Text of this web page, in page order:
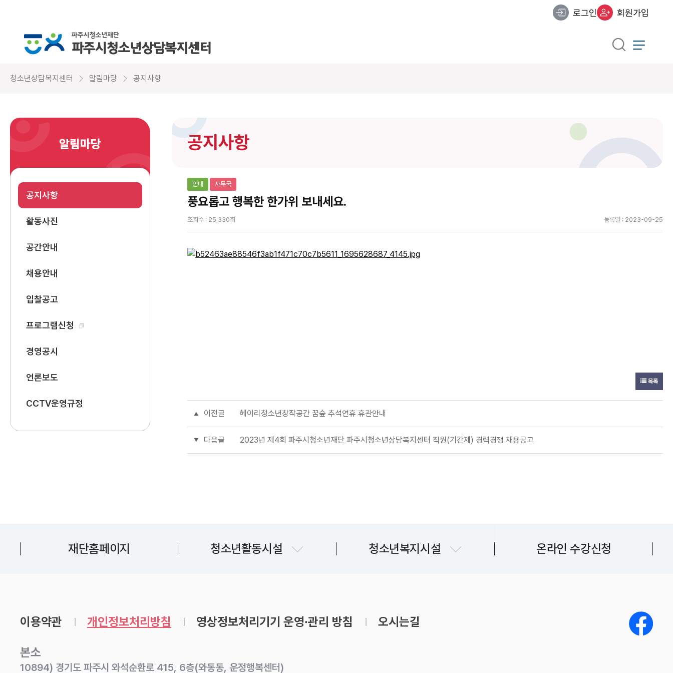
로그인 회원가입
청소년상담복지센터 알림마당 공지사항
알림마당
공지사항
활동사진
공간안내
채용안내
입찰공고
프로그램신청
경영공시
언론보도
CCTV운영규정
공지사항
안내 사무국
풍요롭고 행복한 한가위 보내세요.
조회수 : 25,330회 등록일 : 2023-09-25
목록
이전글 헤이리청소년창작공간 꿈숲 추석연휴 휴관안내
다음글 2023년 제4회 파주시청소년재단 파주시청소년상담복지센터 직원(기간제) 경력경쟁 채용공고
재단홈페이지 청소년활동시설
유스라이브러리
청소년복지시설 온라인 수강신청
이용약관 개인정보처리방침 영상정보처리기기 운영∙관리 방침 오시는길
본소
10894) 경기도 파주시 와석순환로 415, 6층(와동동, 운정행복센터)